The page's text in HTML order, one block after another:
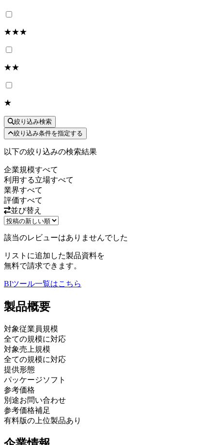
★★★
★★
★
絞り込み検索
絞り込み条件を指定する
以下の絞り込みの検索結果
企業規模すべて
利用する立場すべて
業界すべて
評価すべて
並び替え
該当のレビューはありませんでした
リストに追加した製品資料を
無料で請求できます。
BIツール一覧はこちら
製品概要
対象従業員規模
全ての規模に対応
対象売上規模
全ての規模に対応
提供形態
パッケージソフト
参考価格
別途お問い合わせ
参考価格補足
有料版の上位製品あり